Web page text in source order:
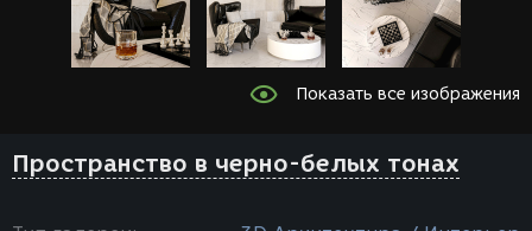
Показать все изображения
Пространство в черно-белых тонах